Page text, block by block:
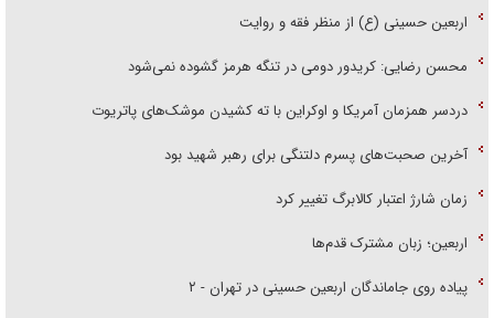
اربعین حسینی (ع) از منظر فقه و روایت
محسن رضایی: کریدور دومی در تنگه هرمز گشوده نمی‌شود
دردسر همزمان آمریکا و اوکراین با ته کشیدن موشک‌های پاتریوت
آخرین صحبت‌های پسرم دلتنگی برای رهبر شهید بود
زمان شارژ اعتبار کالابرگ تغییر کرد
اربعین؛ زبان مشترک قدم‌ها
پیاده روی جاماندگان اربعین حسینی در تهران - ۲